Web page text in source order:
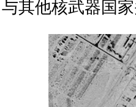
与其他核武器国家